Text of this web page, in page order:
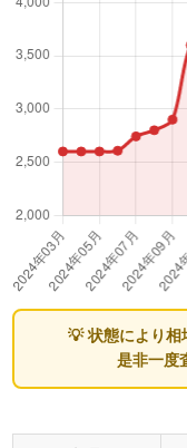
💡 状態により相
是非一度